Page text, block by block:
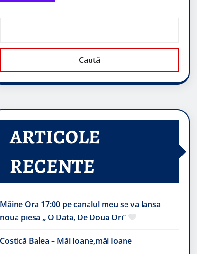
Caută
ARTICOLE
RECENTE
Mâine Ora 17:00 pe canalul meu se va lansa
noua piesă „ O Data, De Doua Ori”
Costică Balea – Măi Ioane,măi Ioane